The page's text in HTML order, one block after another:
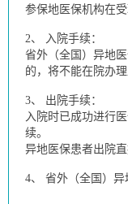
参保地医保机构在
2、
入院手续：
省外（全国）异地
的，将不能在院办理
3、
出院手续：
入院时已成功进行
续。
异地医保患者出院
4、 省外（全国）